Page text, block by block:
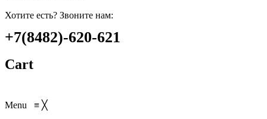
Хотите есть? Звоните нам:
+7(8482)-620-621
Cart
Menu ≡ ╳